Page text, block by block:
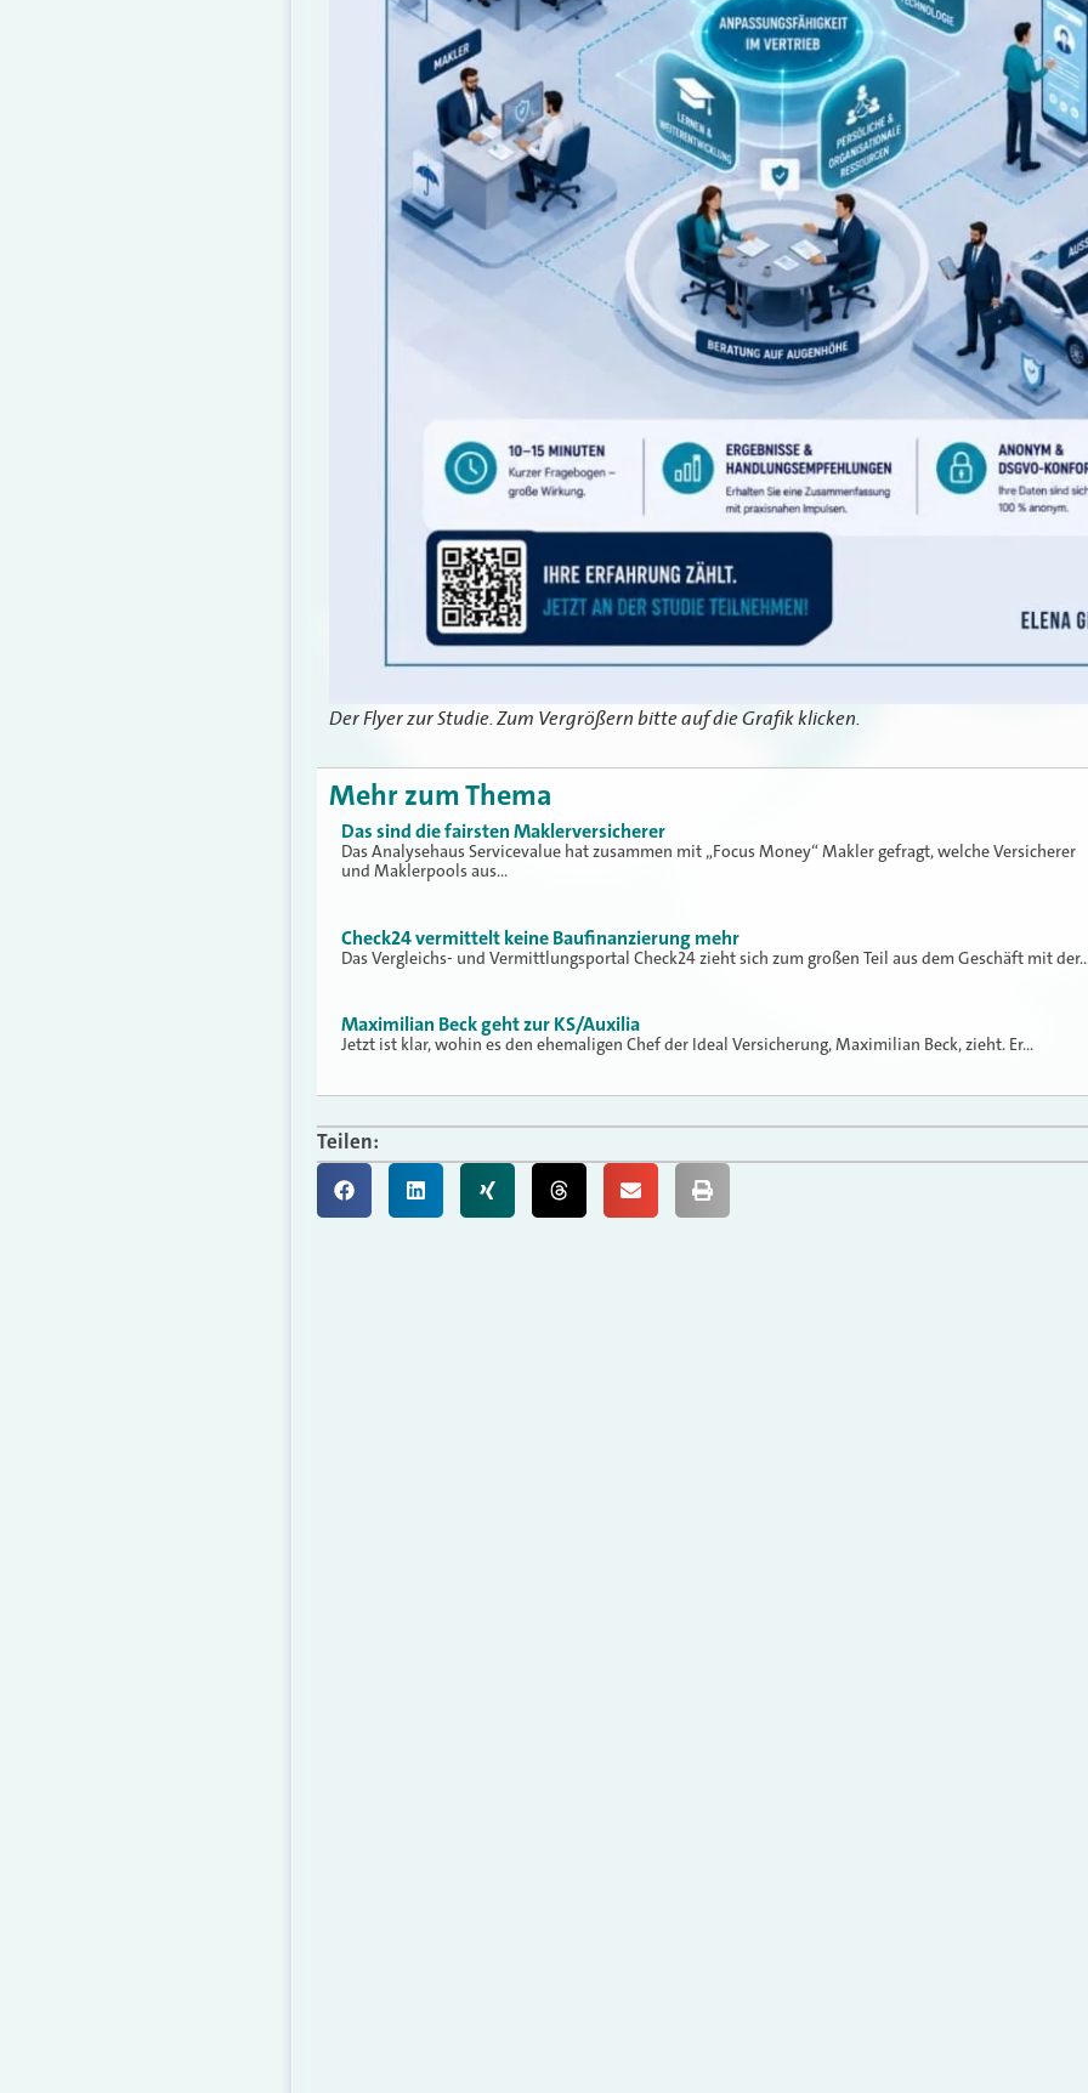
Der Flyer zur Studie. Zum Vergrößern bitte auf die Grafik klicken.
Mehr zum Thema
Das sind die fairsten Maklerversicherer
Das Analysehaus Servicevalue hat zusammen mit „Focus Money“ Makler gefragt, welche Versicherer
und Maklerpools aus…
Check24 vermittelt keine Baufinanzierung mehr
Das Vergleichs- und Vermittlungsportal Check24 zieht sich zum großen Teil aus dem Geschäft mit
Maximilian Beck geht zur KS/Auxilia
Jetzt ist klar, wohin es den ehemaligen Chef der Ideal Versicherung, Maximilian Beck, zieht. Er…
Teilen: